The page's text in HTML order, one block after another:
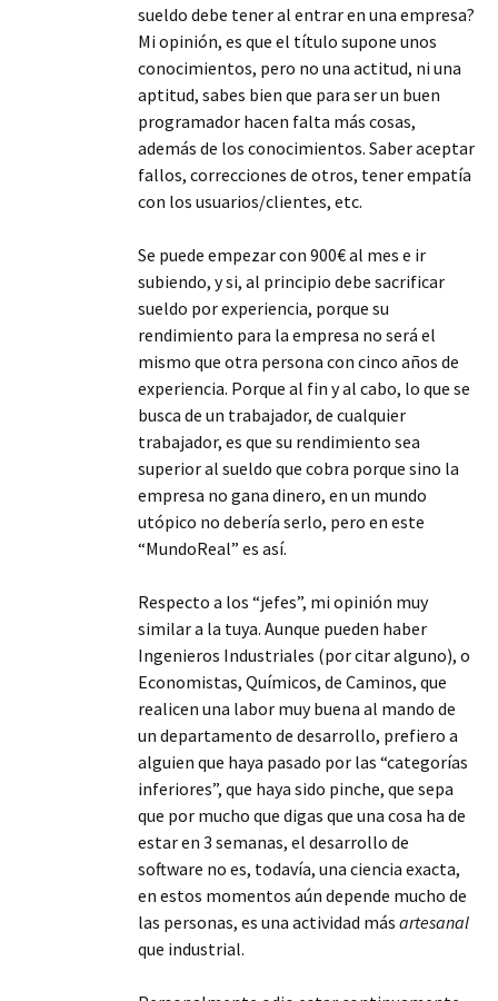
sueldo debe tener al entrar en una empresa?
Mi opinión, es que el título supone unos
conocimientos, pero no una actitud, ni una
aptitud, sabes bien que para ser un buen
programador hacen falta más cosas,
además de los conocimientos. Saber aceptar
fallos, correcciones de otros, tener empatía
con los usuarios/clientes, etc.
Se puede empezar con 900€ al mes e ir
subiendo, y si, al principio debe sacrificar
sueldo por experiencia, porque su
rendimiento para la empresa no será el
mismo que otra persona con cinco años de
experiencia. Porque al fin y al cabo, lo que se
busca de un trabajador, de cualquier
trabajador, es que su rendimiento sea
superior al sueldo que cobra porque sino la
empresa no gana dinero, en un mundo
utópico no debería serlo, pero en este
“MundoReal” es así.
Respecto a los “jefes”, mi opinión muy
similar a la tuya. Aunque pueden haber
Ingenieros Industriales (por citar alguno), o
Economistas, Químicos, de Caminos, que
realicen una labor muy buena al mando de
un departamento de desarrollo, prefiero a
alguien que haya pasado por las “categorías
inferiores”, que haya sido pinche, que sepa
que por mucho que digas que una cosa ha de
estar en 3 semanas, el desarrollo de
software no es, todavía, una ciencia exacta,
en estos momentos aún depende mucho de
las personas, es una actividad más artesanal
que industrial.